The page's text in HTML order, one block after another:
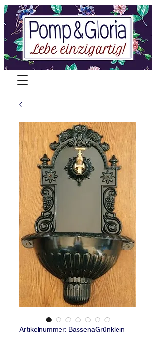
Artikelnummer: BassenaGrünklein